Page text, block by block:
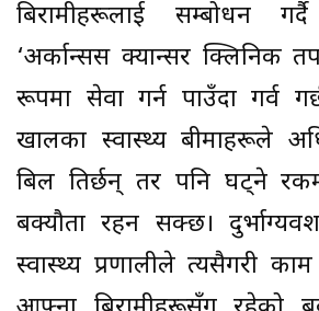
बिरामीहरूलाई सम्बोधन
‘अर्कान्सस क्यान्सर क्लिनिक
रूपमा सेवा गर्न पाउँदा गर्व
खालका स्वास्थ्य बीमाहरूले
बिल तिर्छन् तर पनि घट्ने
बक्यौता रहन सक्छ।
स्वास्थ्य प्रणालीले त्यसैगरी